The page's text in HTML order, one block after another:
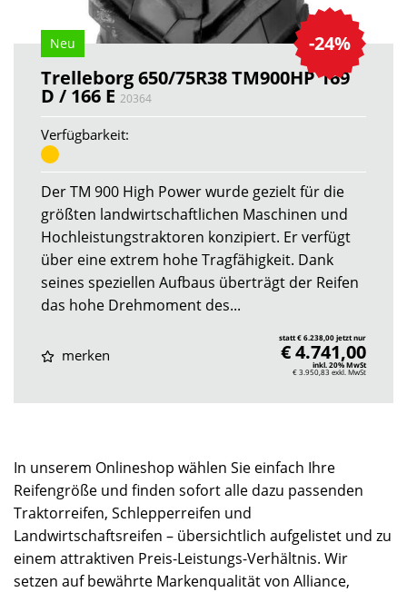
-24%
Neu
Trelleborg 650/75R38 TM900HP 169
D / 166 E 20364
Verfügbarkeit:
Der TM 900 High Power wurde gezielt für die
größten landwirtschaftlichen Maschinen und
Hochleistungstraktoren konzipiert. Er verfügt
über eine extrem hohe Tragfähigkeit. Dank
seines speziellen Aufbaus überträgt der Reifen
das hohe Drehmoment des...
merken
statt € 6.238,00 jetzt nur
€ 4.741,00
inkl. 20% MwSt
€ 3.950,83 exkl. MwSt
In unserem Onlineshop wählen Sie einfach Ihre
Reifengröße und finden sofort alle dazu passenden
Traktorreifen, Schlepperreifen und
Landwirtschaftsreifen – übersichtlich aufgelistet und zu
einem attraktiven Preis-Leistungs-Verhältnis. Wir
setzen auf bewährte Markenqualität von Alliance,